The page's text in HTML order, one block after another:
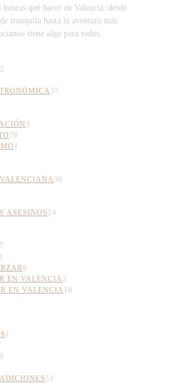
qué hacer en Valencia, desde
tranquila hasta la aventura más
tiene algo para todos.
2
37
3
78
1
36
ASESINOS 24
6
EN VALENCIA 2
EN VALENCIA 10
1
52